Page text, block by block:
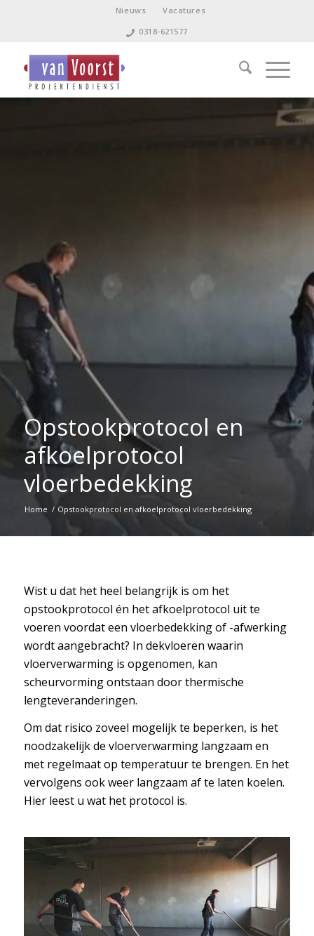
Nieuws
Vacatures
0318-621577
Opstookprotocol en
afkoelprotocol
vloerbedekking
Home / Opstookprotocol en afkoelprotocol vloerbedekking
Wist u dat het heel belangrijk is om het
opstookprotocol én het afkoelprotocol uit te
voeren voordat een vloerbedekking of -afwerking
wordt aangebracht? In dekvloeren waarin
vloerverwarming is opgenomen, kan
scheurvorming ontstaan door thermische
lengteveranderingen.
Om dat risico zoveel mogelijk te beperken, is het
noodzakelijk de vloerverwarming langzaam en
met regelmaat op temperatuur te brengen. En het
vervolgens ook weer langzaam af te laten koelen.
Hier leest u wat het protocol is.